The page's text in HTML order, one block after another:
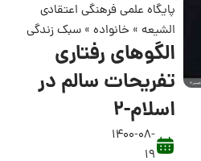
پایگاه علمی فرهنگی اعتقادی
الشیعه» خانواده» سبک زندگی
الگوهای رفتاری
تفریحات سالم در
اسلام-2
1400-08-
19